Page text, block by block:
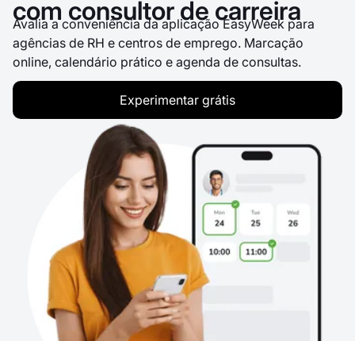
com consultor de carreira
Avalia a conveniência da aplicação EasyWeek para
agências de RH e centros de emprego. Marcação
online, calendário prático e agenda de consultas.
Experimentar grátis